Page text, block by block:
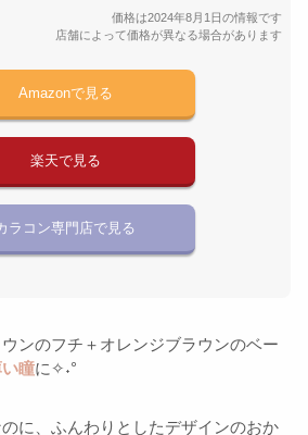
価格は2024年8月1日の情報です
店舗によって価格が異なる場合があります
Amazonで見る
楽天で見る
ラコン専門店で見る
ウンのフチ＋オレンジブラウンのベー
瞳に✧˖°
に、ふんわりとしたデザインのおか